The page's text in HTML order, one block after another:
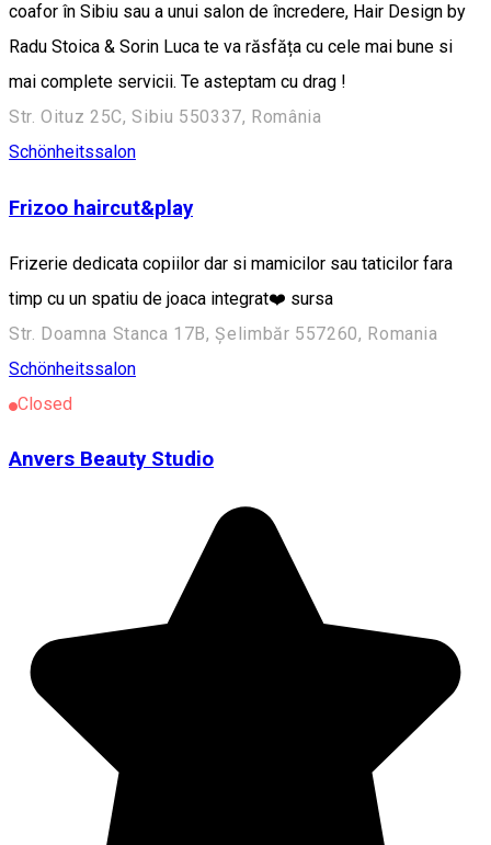
coafor în Sibiu sau a unui salon de încredere, Hair Design by
Radu Stoica & Sorin Luca te va răsfăța cu cele mai bune si
mai complete servicii. Te asteptam cu drag !
Str. Oituz 25C, Sibiu 550337, România
Schönheitssalon
Frizoo haircut&play
Frizerie dedicata copiilor dar si mamicilor sau taticilor fara
timp cu un spatiu de joaca integrat❤️ sursa
Str. Doamna Stanca 17B, Șelimbăr 557260, Romania
Schönheitssalon
Closed
Anvers Beauty Studio